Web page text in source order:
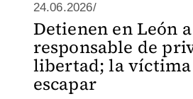
24.06.2026/
Detienen en León
responsable de
libertad; la
escapar